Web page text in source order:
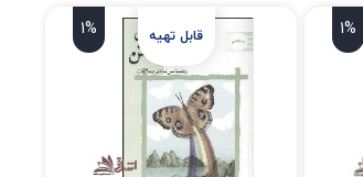
1%
1%